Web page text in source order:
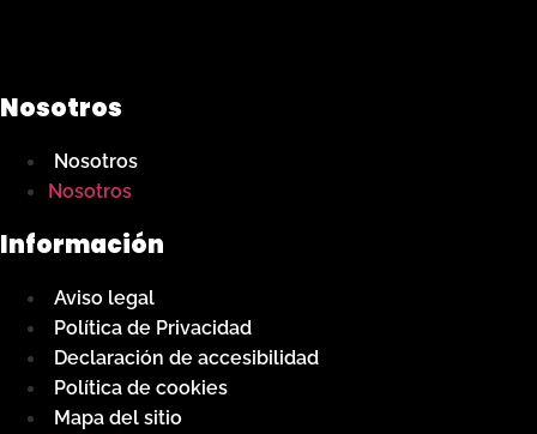
Nosotros
Nosotros
Nosotros
Información
Aviso legal
Política de Privacidad
Declaración de accesibilidad
Política de cookies
Mapa del sitio